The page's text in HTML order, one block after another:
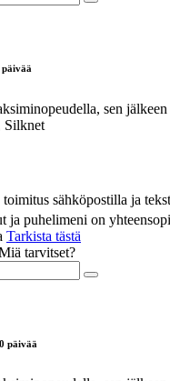
päivää
sen
Silknet
sähköpostilla ja
ja puhelimeni on
Tarkista tästä
tarvitset?
päivää